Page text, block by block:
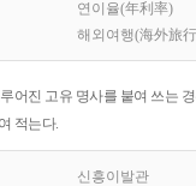
연이율(年利率)
해외여행(海外旅
어진 고유 명사를 붙여 쓰는
적는다.
신흥이발관